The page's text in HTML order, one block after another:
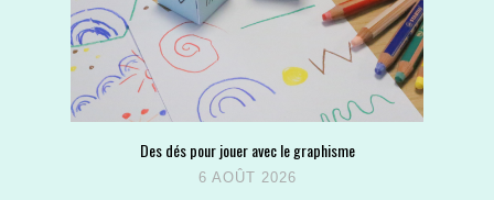
Des dés pour jouer avec le graphisme
6 AOÛT 2026